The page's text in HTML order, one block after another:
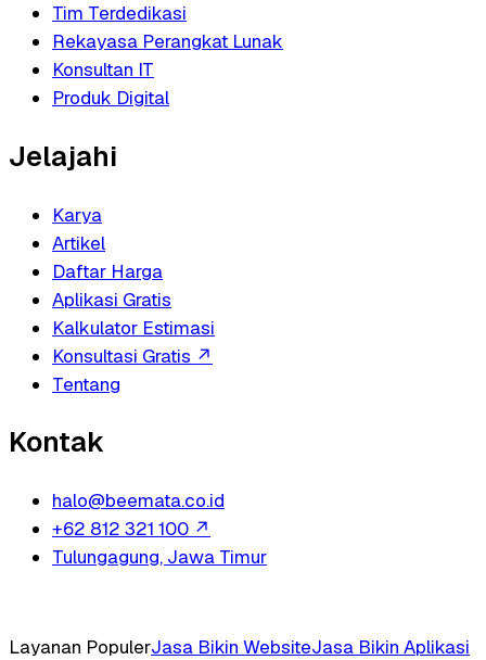
Tim Terdedikasi
Rekayasa Perangkat Lunak
Konsultan IT
Produk Digital
Jelajahi
Karya
Artikel
Daftar Harga
Aplikasi Gratis
Kalkulator Estimasi
Konsultasi Gratis ↗
Tentang
Kontak
halo@beemata.co.id
+62 812 321 100 ↗
Tulungagung, Jawa Timur
Layanan PopulerJasa Bikin WebsiteJasa Bikin Aplikasi